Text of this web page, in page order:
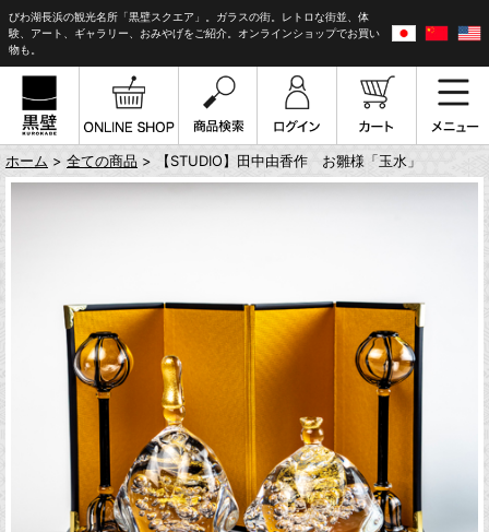
びわ湖長浜の観光名所「黒壁スクエア」。ガラスの街。レトロな街並、体
験、アート、ギャラリー、おみやげをご紹介。オンラインショップでお買い
物も。
ホーム > 全ての商品 > 【STUDIO】田中由香作 お雛様「玉水」